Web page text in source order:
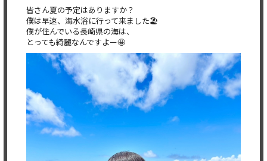
皆さん夏の予定はありますか？
僕は早速、海水浴に行って来ました🏖️
僕が住んでいる長崎県の海は、
とっても綺麗なんですよー🤩